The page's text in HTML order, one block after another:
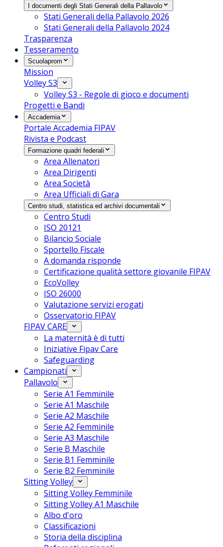
I documenti degli Stati Generali della Pallavolo
Stati Generali della Pallavolo 2026
Stati Generali della Pallavolo 2024
Trasparenza
Tesseramento
Scuolaprom
Mission
Volley S3
Volley S3 - Regole di gioco e documenti
Progetti e Bandi
Accademia
Portale Accademia FIPAV
Rivista e Podcast
Formazione quadri federali
Area Allenatori
Area Dirigenti
Area Società
Area Ufficiali di Gara
Centro studi, statistica ed archivi documentali
Centro Studi
ISO 20121
Bilancio Sociale
Sportello Fiscale
A domanda risponde
Certificazione qualità settore giovanile FIPAV
EcoVolley
ISO 26000
Valutazione servizi erogati
Osservatorio FIPAV
FIPAV CARE
La maternità è di tutti
Iniziative Fipav Care
Safeguarding
Campionati
Pallavolo
Serie A1 Femminile
Serie A1 Maschile
Serie A2 Maschile
Serie A2 Femminile
Serie A3 Maschile
Serie B Maschile
Serie B1 Femminile
Serie B2 Femminile
Sitting Volley
Sitting Volley Femminile
Sitting Volley A1 Maschile
Albo d'oro
Classificazioni
Storia della disciplina